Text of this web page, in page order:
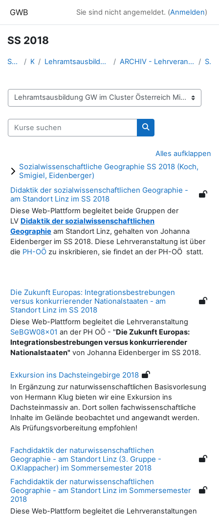
GWB Sie sind nicht angemeldet. (Anmelden)
SS 2018
Startseite Kurse Lehramtsausbildung GW im Cluster Österreich Mitte ARCHIV - Lehrveranstaltungen am Standort Linz - seit 2016 SS 2018
Kursbereiche
Kurse suchen
Kurse suchen
Alles aufklappen
Sozialwissenschaftliche Geographie SS 2018 (Koch,
Smigiel, Eidenberger)
Didaktik der sozialwissenschaftlichen Geographie -
am Standort Linz im SS 2018
Diese Web-Plattform begleitet beide Gruppen der
LV Didaktik der sozialwissenschaftlichen
Geographie am Standort Linz, gehalten von Johanna
Eidenberger im SS 2018. Diese Lehrveranstaltung ist über
die PH-OÖ zu inskribieren, sie findet an der PH-OÖ statt.
Die Zukunft Europas: Integrationsbestrebungen
versus konkurrierender Nationalstaaten - am
Standort Linz im SS 2018
Diese Web-Plattform begleitet die Lehrveranstaltung
SeBGW08x01 an der PH OÖ - "Die Zukunft Europas:
Integrationsbestrebungen versus konkurrierender
Nationalstaaten" von Johanna Eidenberger im SS 2018.
Exkursion ins Dachsteingebirge 2018
In Ergänzung zur naturwissenschaftlichen Basisvorlesung
von Hermann Klug bieten wir eine Exkursion ins
Dachsteinmassiv an. Dort sollen fachwissenschaftliche
Inhalte im Gelände beobachtet und angewandt werden.
Als Prüfungsvorbereitung empfohlen!
Fachdidaktik der naturwissenschaftlichen
Geographie - am Standort Linz (3. Gruppe -
O.Klappacher) im Sommersemester 2018
Fachdidaktik der naturwissenschaftlichen
Geographie - am Standort Linz im Sommersemester
2018
Diese Web-Plattform begleitet die Lehrveranstaltungen